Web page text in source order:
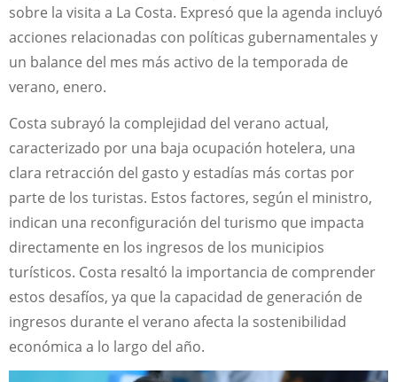
sobre la visita a La Costa. Expresó que la agenda incluyó
acciones relacionadas con políticas gubernamentales y
un balance del mes más activo de la temporada de
verano, enero.
Costa subrayó la complejidad del verano actual,
caracterizado por una baja ocupación hotelera, una
clara retracción del gasto y estadías más cortas por
parte de los turistas. Estos factores, según el ministro,
indican una reconfiguración del turismo que impacta
directamente en los ingresos de los municipios
turísticos. Costa resaltó la importancia de comprender
estos desafíos, ya que la capacidad de generación de
ingresos durante el verano afecta la sostenibilidad
económica a lo largo del año.